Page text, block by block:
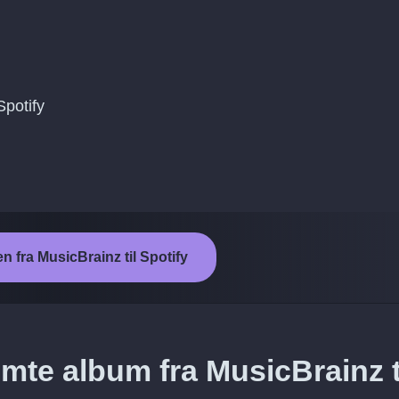
fra MusicBrainz til Spotify
album fra MusicBrainz